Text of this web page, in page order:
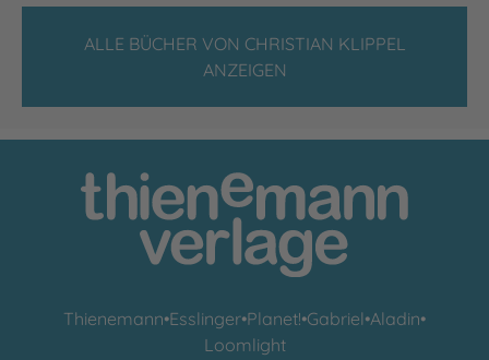
ALLE BÜCHER VON CHRISTIAN KLIPPEL
ANZEIGEN
Thienemann•Esslinger•Planet!•Gabriel•Aladin•
Loomlight